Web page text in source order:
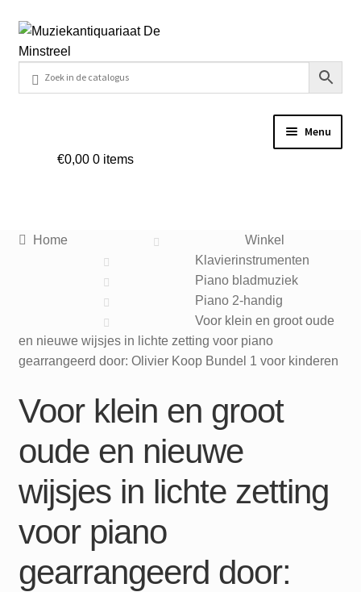
Ga
door
navigatie
Ga
naar
inhoud
Menu
Veel gestelde vragen
Mijn account
€0,00 0 items
Home
Winkel
Klavierinstrumenten
Piano bladmuziek
Piano 2-handig
Voor klein en groot oude
en nieuwe wijsjes in lichte zetting voor piano
gearrangeerd door: Olivier Koop Bundel 1 voor kinderen
Voor klein en groot
oude en nieuwe
wijsjes in lichte zetting
voor piano
gearrangeerd door: